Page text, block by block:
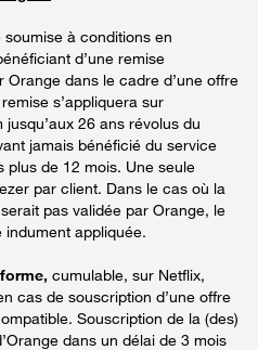
soumise à conditions en
d’une remise
Orange dans le cadre d’une offre
s’appliquera sur
26 ans révolus du
jamais bénéficié du service
plus de 12 mois. Une seule
par client. Dans le cas où la
pas validée par Orange, le
appliquée.
cumulable, sur Netflix,
cas de souscription d’une offre
Souscription de la (des)
dans un délai de 3 mois